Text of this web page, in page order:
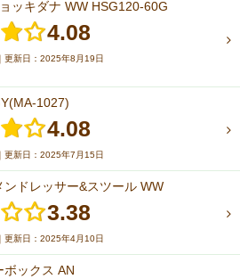
ッキダナ WW HSG120-60G
4.08
更新日：2025年8月19日
1027)
4.08
更新日：2025年7月15日
ンドレッサー&スツール WW
3.38
更新日：2025年4月10日
ボックス AN